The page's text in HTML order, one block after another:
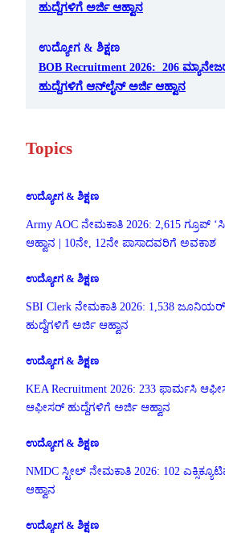
ಹುದ್ದೆಗಳಿಗೆ ಅರ್ಜಿ ಆಹ್ವಾನ
ಉದ್ಯೋಗ & ಶಿಕ್ಷಣ
BOB Recruitment 2026: 206
ಹುದ್ದೆಗಳಿಗೆ ಆನ್‌ಲೈನ್ ಅರ್ಜಿ ಆಹ್ವಾನ
Topics
ಉದ್ಯೋಗ & ಶಿಕ್ಷಣ
Army AOC ನೇಮಕಾತಿ 2026: 2,615 ಗ್ರೂಪ್
ಆಹ್ವಾನ | 10ನೇ, 12ನೇ ಪಾಸಾದವರಿಗೆ ಅವಕಾಶ
ಉದ್ಯೋಗ & ಶಿಕ್ಷಣ
SBI Clerk ನೇಮಕಾತಿ 2026: 1,538
ಹುದ್ದೆಗಳಿಗೆ ಅರ್ಜಿ ಆಹ್ವಾನ
ಉದ್ಯೋಗ & ಶಿಕ್ಷಣ
KEA Recruitment 2026: 233 ಫಾರ್ಮಸಿ
ಆಫೀಸರ್ ಹುದ್ದೆಗಳಿಗೆ ಅರ್ಜಿ ಆಹ್ವಾನ
ಉದ್ಯೋಗ & ಶಿಕ್ಷಣ
NMDC ಸ್ಟೀಲ್ ನೇಮಕಾತಿ 2026: 102
ಆಹ್ವಾನ
ಉದ್ಯೋಗ & ಶಿಕ್ಷಣ